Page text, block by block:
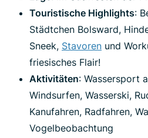
Touristische Highlights:
Städtchen Bolsward,
Sneek, Stavoren und
friesisches Flair!
Aktivitäten: Wassersport
Windsurfen, Wasserski,
Kanufahren, Radfahren,
Vogelbeobachtung